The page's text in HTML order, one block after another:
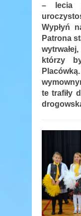
– lecia
Wypłyń
Patrona
którzy
te trafiły